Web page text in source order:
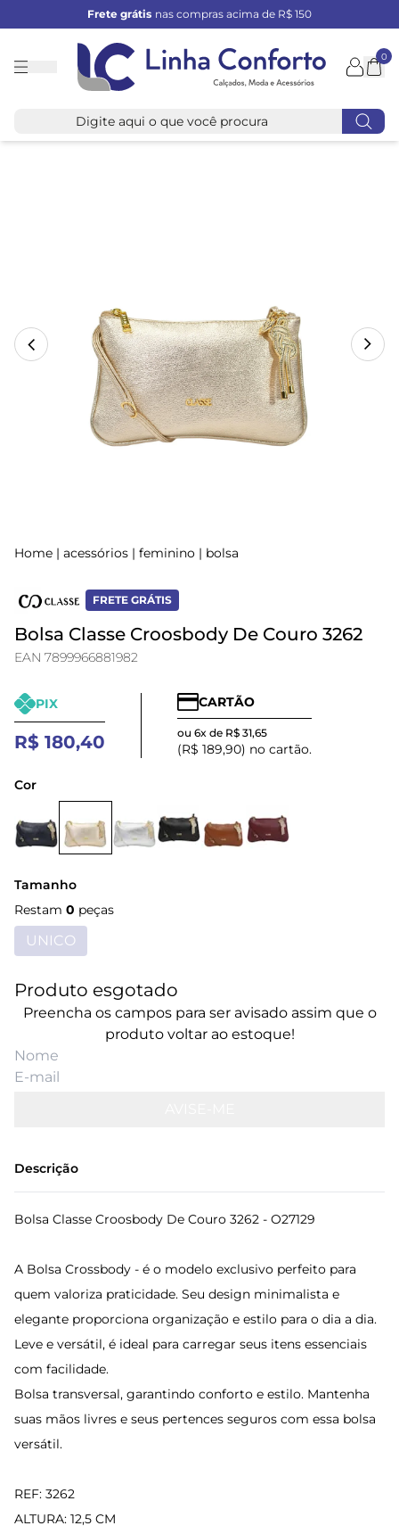
Frete grátis nas compras acima de R$ 150
Linha
0
Home | acessórios | feminino | bolsa
FRETE GRÁTIS
Bolsa Classe Croosbody De Couro 3262
EAN 7899966881982
PIX
R$ 180,40
CARTÃO
ou 6x de R$ 31,65
(R$ 189,90) no cartão.
Cor
Tamanho
Restam 0 peças
UNICO
Produto esgotado
Preencha os campos para ser avisado assim que o
produto voltar ao estoque!
Descrição
Bolsa Classe Croosbody De Couro 3262 - O27129
A Bolsa Crossbody - é o modelo exclusivo perfeito para
quem valoriza praticidade. Seu design minimalista e
elegante proporciona organização e estilo para o dia a dia.
Leve e versátil, é ideal para carregar seus itens essenciais
com facilidade.
Bolsa transversal, garantindo conforto e estilo. Mantenha
suas mãos livres e seus pertences seguros com essa bolsa
versátil.
REF: 3262
ALTURA: 12,5 CM